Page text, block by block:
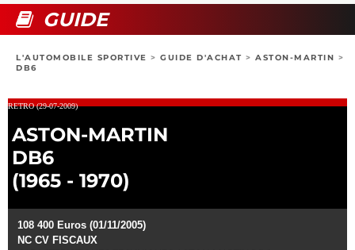
BOUTIQUE
GUIDE
L'AUTOMOBILE SPORTIVE > GUIDE D'ACHAT > ASTON-MARTIN >
DB6
RETRO (29-07-2009)
ASTON-MARTIN
DB6
(1965 - 1970)
108 400 Euros (01/11/2005)
NC CV FISCAUX